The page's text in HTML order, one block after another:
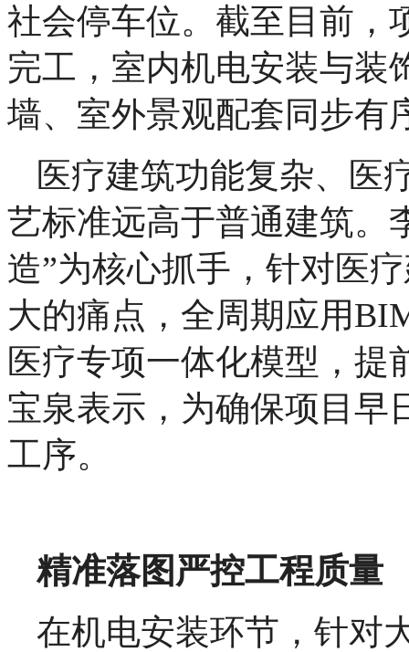
社会停车位。截至目前，
完工，室内机电安装与装
墙、室外景观配套同步有
医疗建筑功能复杂、医
艺标准远高于普通建筑。
造”为核心抓手，针对医
大的痛点，全周期应用
医疗专项一体化模型，提
宝泉表示，为确保项目早
工序。
精准落图严控工程质量
在机电安装环节，针对